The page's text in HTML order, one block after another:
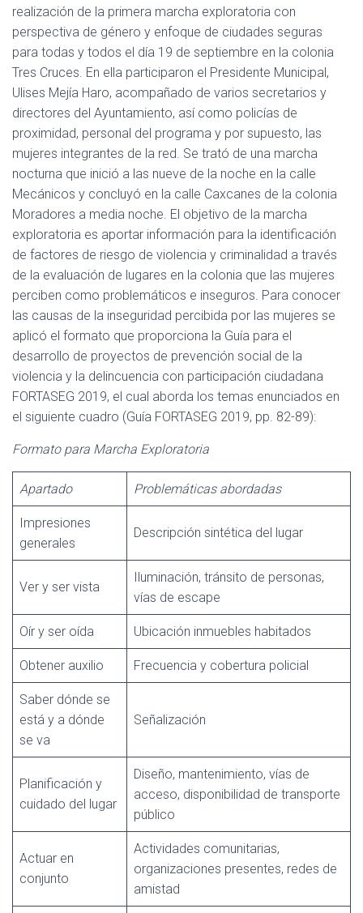
realización de la primera marcha exploratoria con
perspectiva de género y enfoque de ciudades seguras
para todas y todos el día 19 de septiembre en la colonia
Tres Cruces. En ella participaron el Presidente Municipal,
Ulises Mejía Haro, acompañado de varios secretarios y
directores del Ayuntamiento, así como policías de
proximidad, personal del programa y por supuesto, las
mujeres integrantes de la red. Se trató de una marcha
nocturna que inició a las nueve de la noche en la calle
Mecánicos y concluyó en la calle Caxcanes de la colonia
Moradores a media noche. El objetivo de la marcha
exploratoria es aportar información para la identificación
de factores de riesgo de violencia y criminalidad a través
de la evaluación de lugares en la colonia que las mujeres
perciben como problemáticos e inseguros. Para conocer
las causas de la inseguridad percibida por las mujeres se
aplicó el formato que proporciona la Guía para el
desarrollo de proyectos de prevención social de la
violencia y la delincuencia con participación ciudadana
FORTASEG 2019, el cual aborda los temas enunciados en
el siguiente cuadro (Guía FORTASEG 2019, pp. 82-89):
Formato para Marcha Exploratoria
Apartado Problemáticas abordadas
Impresiones
generales
Descripción sintética del lugar
Ver y ser vista
Iluminación, tránsito de personas,
vías de escape
Oír y ser oída Ubicación inmuebles habitados
Obtener auxilio Frecuencia y cobertura policial
Saber dónde se
está y a dónde
se va
Señalización
Planificación y
cuidado del lugar
Diseño, mantenimiento, vías de
acceso, disponibilidad de transporte
público
Actuar en
conjunto
Actividades comunitarias,
organizaciones presentes, redes de
amistad